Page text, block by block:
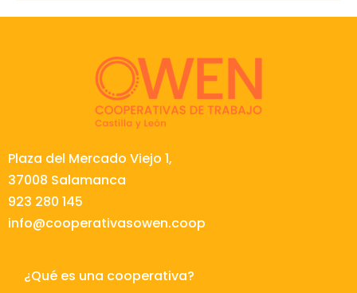
Plaza del Mercado Viejo 1,
37008 Salamanca
923 280 145
info@cooperativasowen.coop
¿Qué es una cooperativa?